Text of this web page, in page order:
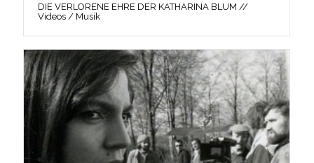
DIE VERLORENE EHRE DER KATHARINA BLUM //
Videos / Musik